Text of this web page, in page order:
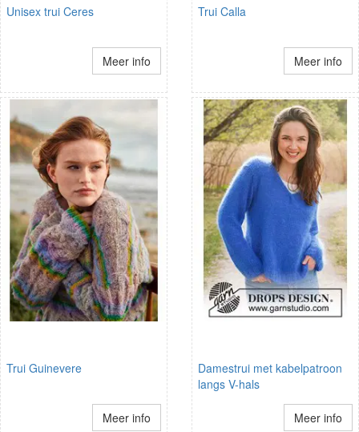
Unisex trui Ceres
Meer info
Trui Calla
Meer info
Trui Guinevere
Meer info
Damestrui met kabelpatroon
langs V-hals
Meer info